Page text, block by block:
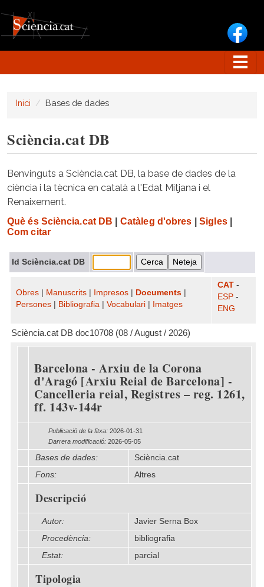
Inici Bases de dades
Sciència.cat DB
Benvinguts a Sciència.cat DB, la base de dades de la
ciència i la tècnica en català a l'Edat Mitjana i el
Renaixement.
Què és Sciència.cat DB Catàleg d'obres Sigles|
Com citar
Id Sciència.cat DB
Obres Manuscrits Impresos Documents
Persones
Bibliografia Vocabulari Imatges
CAT -
ESP -
ENG
Sciència.cat DB doc10708 (08 / August / 2026)
Barcelona - Arxiu de la Corona
d'Aragó [Arxiu Reial de Barcelona] -
Cancelleria reial, Registres – reg. 1261,
ff. 143v-144r
Publicació de la fitxa: 2026-01-31
Darrera modificació: 2026-05-05
Bases de dades:
Sciència.cat
Fons:
Altres
Descripció
Autor:
Javier Serna Box
Procedència:
bibliografia
Estat:
parcial
Tipologia